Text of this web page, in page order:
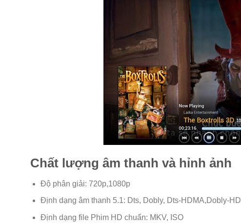
Chất lượng âm thanh và hỉnh ảnh
Độ phân giải: 720p,1080p
Định dạng âm thanh 5.1: Dts, Dobly, Dts-HDMA,Dobly-HD
Định dạng file Phim HD chuẩn: MKV, ISO